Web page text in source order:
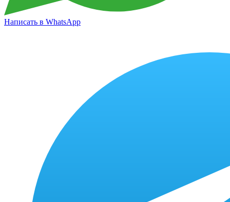
Написать в WhatsApp